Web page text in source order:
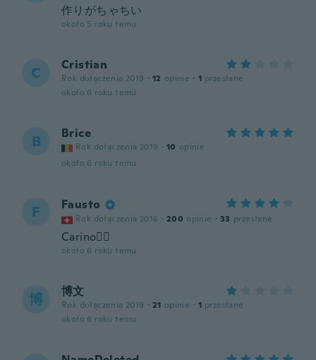
作りがちゃちい
około 5 roku temu
C Cristian
Rok dołączenia 2019 · 12 opinie · 1 przesłane
około 6 roku temu
B Brice
Rok dołączenia 2019 · 10 opinie
około 6 roku temu
F Fausto
Rok dołączenia 2016 · 200 opinie · 33 przesłane
Carino👍🏼
około 6 roku temu
博 博文
Rok dołączenia 2019 · 21 opinie · 1 przesłane
około 6 roku temu